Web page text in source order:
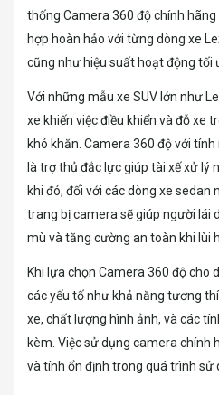
thống Camera 360 độ chính
hợp hoàn hảo với từng dòng xe
cũng như hiệu suất hoạt động tối
Với những mẫu xe SUV lớn như
xe khiến việc điều khiển và đỗ xe
khó khăn. Camera 360 độ với
là trợ thủ đắc lực giúp tài xế xử lý
khi đó, đối với các dòng xe sedan
trang bị camera sẽ giúp người lái
mù và tăng cường an toàn khi lùi
Khi lựa chọn Camera 360 độ cho
các yếu tố như khả năng tương
xe, chất lượng hình ảnh, và các
kèm. Việc sử dụng camera chính
và tính ổn định trong quá trình sử